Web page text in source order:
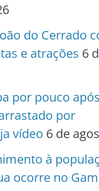
do Cerrado
e atrações 6
por pouco
por
vídeo 6 de
à
ocorre no